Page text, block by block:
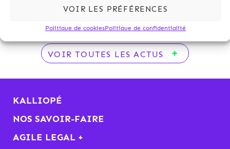
VOIR LES PRÉFÉRENCES
Politique de cookiesPolitique de confidentialité
Voir la présentation
VOIR TOUTES LES ACTUS
KALLIOPÉ
NOS SAVOIR-FAIRE
AGILE LEGAL +